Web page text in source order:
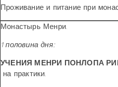
Проживание и питание при
Монастырь Менри.
1 половина дня:
УЧЕНИЯ МЕНРИ ПОНЛОПА
на практики.